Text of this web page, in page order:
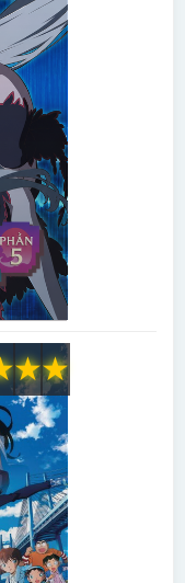
★
★